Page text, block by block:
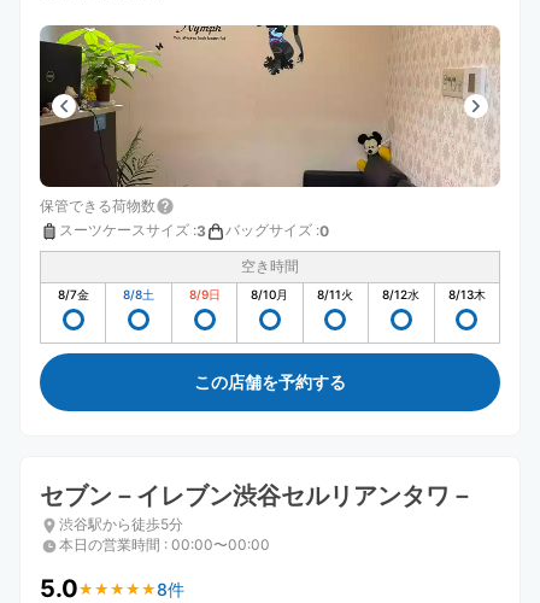
保管できる荷物数
スーツケースサイズ :3 バッグサイズ :0
空き時間
8/7金 8/8土 8/9日 8/10月 8/11火 8/12水 8/13木
この店舗を予約する
セブン－イレブン渋谷セルリアンタワ－
渋谷駅から徒歩5分
本日の営業時間 : 00:00〜00:00
5.0★ ★ ★ ★ ★
★ ★ ★ ★ ★8件